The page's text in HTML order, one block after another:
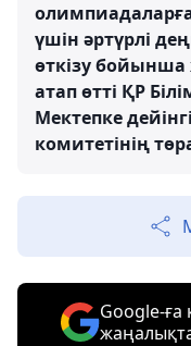
үшін әртүрлі
өткізу
атап өтті ҚР
Мектепке
комитетінің
Google-